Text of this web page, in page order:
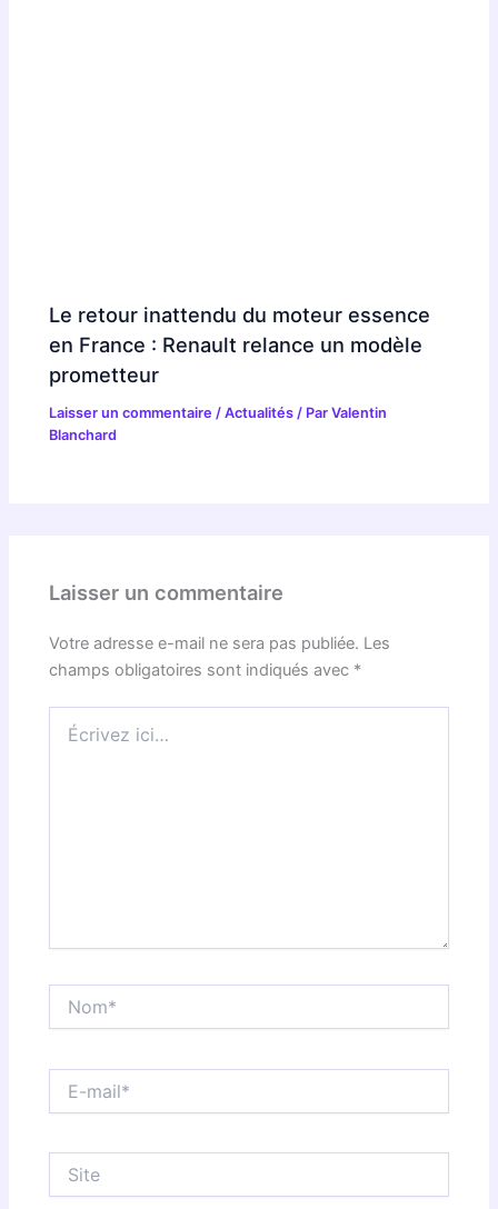
Le retour inattendu du moteur essence
en France : Renault relance un modèle
prometteur
Laisser un commentaire /Actualités / ParValentin
Blanchard
Laisser un commentaire
Votre adresse e-mail ne sera pas publiée. Les
champs obligatoires sont indiqués avec *
ici…
mail*